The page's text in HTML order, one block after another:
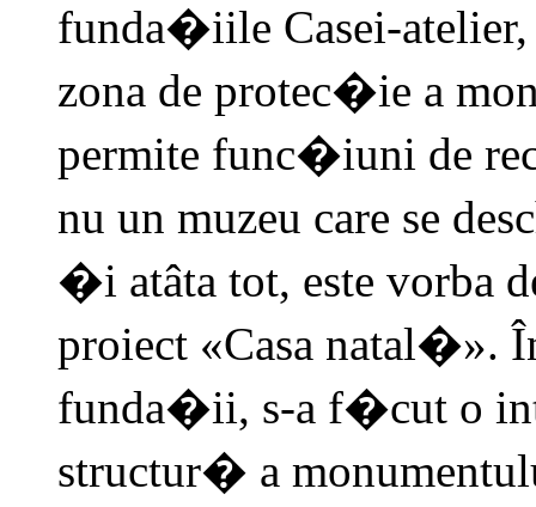
funda�iile Casei-
zona de protec�ie a
permite func�iuni de
nu un muzeu care se
�i atâta tot, este vorba
proiect «Casa natal�».
funda�ii, s-a f�cut o
structur� a